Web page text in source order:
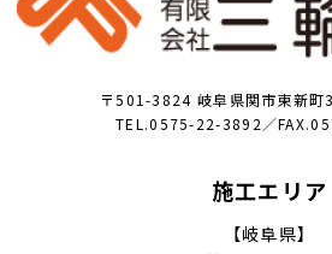
〒501-3824 岐阜県関市東新町
TEL.0575-22-3892／
施工エリア
【岐阜県】